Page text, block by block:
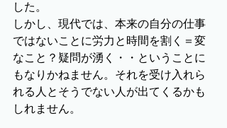
した。
しかし、現代では、本来の自分の仕事
ではないことに労力と時間を割く＝変
なこと？疑問が湧く・・ということに
もなりかねません。それを受け入れら
れる人とそうでない人が出てくるかも
しれません。